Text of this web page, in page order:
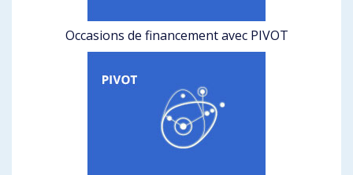
Occasions de financement avec PIVOT